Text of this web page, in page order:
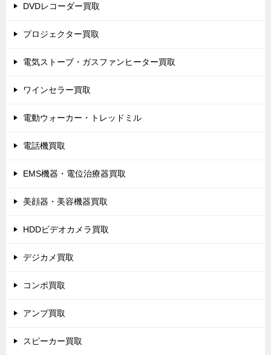
DVDレコーダー買取
プロジェクター買取
電気ストーブ・ガスファンヒーター買取
ワインセラー買取
電動ウォーカー・トレッドミル
電話機買取
EMS機器・電位治療器買取
美顔器・美容機器買取
HDDビデオカメラ買取
デジカメ買取
コンポ買取
アンプ買取
スピーカー買取